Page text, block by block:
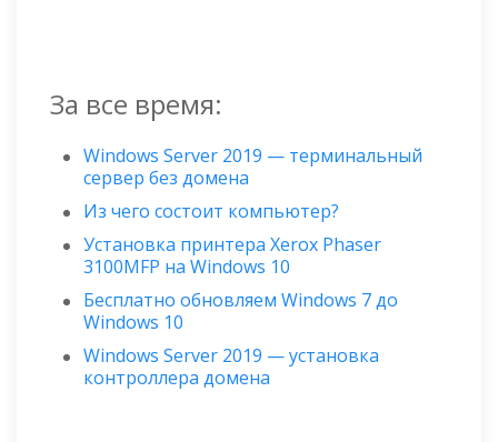
За все время:
Windows Server 2019 — терминальный
сервер без домена
Из чего состоит компьютер?
Установка принтера Xerox Phaser
3100MFP на Windows 10
Бесплатно обновляем Windows 7 до
Windows 10
Windows Server 2019 — установка
контроллера домена